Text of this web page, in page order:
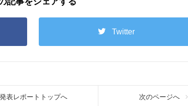
Twitter
発表レポートトップへ 次のページへ